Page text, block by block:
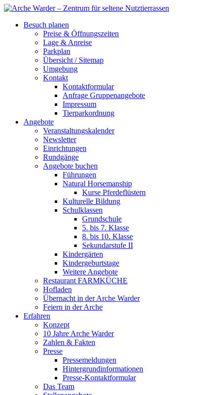
Besuch planen
Preise & Öffnungszeiten
Lage & Anreise
Parkplan
Übersicht / Sitemap
Umgebung
Kontakt
Kontaktformular
Anfrage Gruppenangebote
Impressum
Tierparkordnung
Angebote
Veranstaltungskalender
Newsletter
Einrichtungen
Rundgänge
Angebote buchen
Führungen
Natural Horsemanship
Kurse Pferdeflüstern
Kulturelle Bildung
Schulklassen
Grundschule
5. bis 7. Klasse
8. bis 10. Klasse
Sekundarstufe II
Kindergärten
Kindergeburtstage
Weitere Angebote
Restaurant FARMKÜCHE
Hofladen
Übernacht in der Arche Warder
Feiern in der Arche
Erfahren
Konzept
10 Jahre Arche Warder
Zahlen & Fakten
Presse
Pressemeldungen
Hintergrundinformationen
Presse-Kontaktformular
Das Team